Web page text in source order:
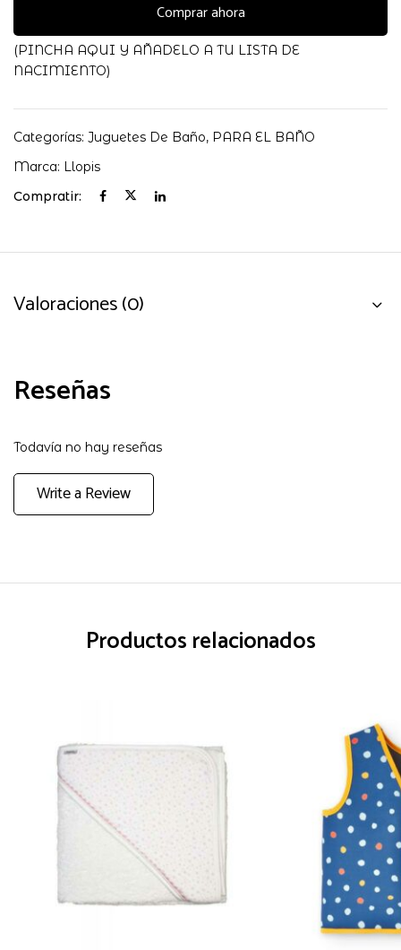
cantidad
Comprar ahora
(PINCHA AQUI Y AÑADELO A TU LISTA DE
NACIMIENTO)
Categorías: Juguetes De Baño, PARA EL BAÑO
Marca: Llopis
Compratir:
Valoraciones (0)
Reseñas
Todavía no hay reseñas
Write a Review
Productos relacionados